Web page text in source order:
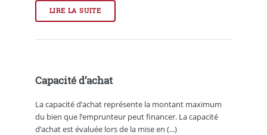
LIRE LA SUITE
Capacité d’achat
La capacité d’achat représente la montant maximum
du bien que l’emprunteur peut financer. La capacité
d’achat est évaluée lors de la mise en (...)